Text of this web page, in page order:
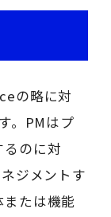
の略に対
。PMはプ
のに対
ジメントす
たは機能